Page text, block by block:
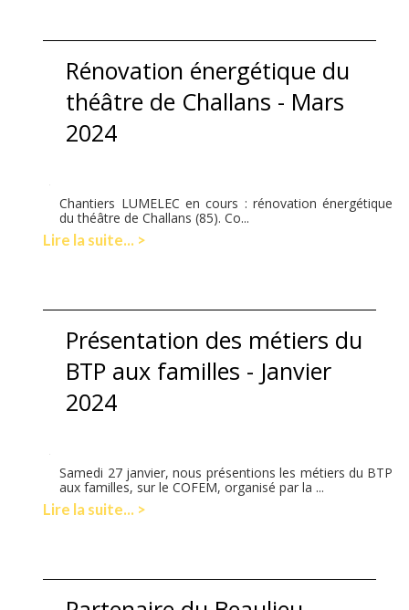
Rénovation énergétique du
théâtre de Challans - Mars
2024
Chantiers LUMELEC en cours : rénovation énergétique
du théâtre de Challans (85). Co...
Lire la suite... >
Présentation des métiers du
BTP aux familles - Janvier
2024
Samedi 27 janvier, nous présentions les métiers du BTP
aux familles, sur le COFEM, organisé par la ...
Lire la suite... >